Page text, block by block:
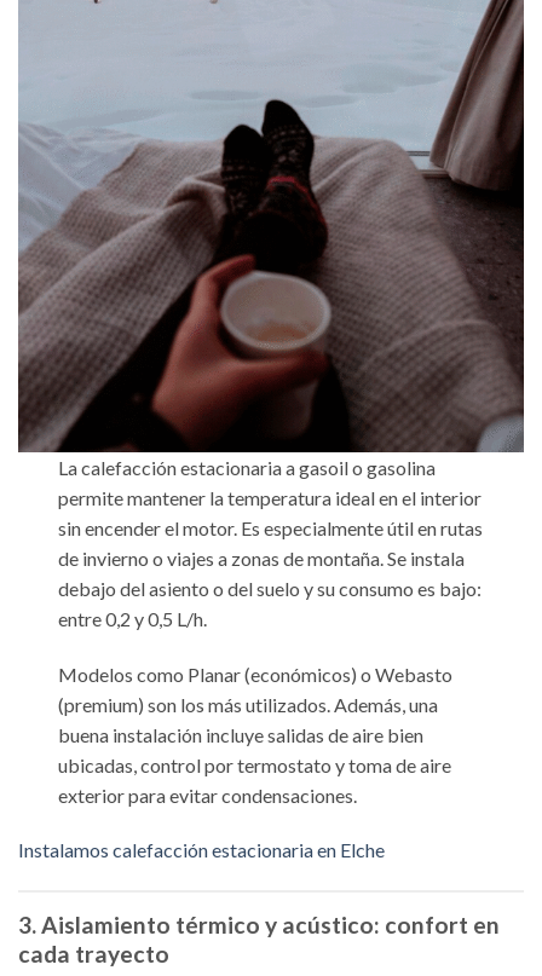
La calefacción estacionaria a gasoil o gasolina
permite mantener la temperatura ideal en el interior
sin encender el motor. Es especialmente útil en rutas
de invierno o viajes a zonas de montaña. Se instala
debajo del asiento o del suelo y su consumo es bajo:
entre 0,2 y 0,5 L/h.
Modelos como Planar (económicos) o Webasto
(premium) son los más utilizados. Además, una
buena instalación incluye salidas de aire bien
ubicadas, control por termostato y toma de aire
exterior para evitar condensaciones.
Instalamos calefacción estacionaria en Elche
3. Aislamiento térmico y acústico: confort en
cada trayecto